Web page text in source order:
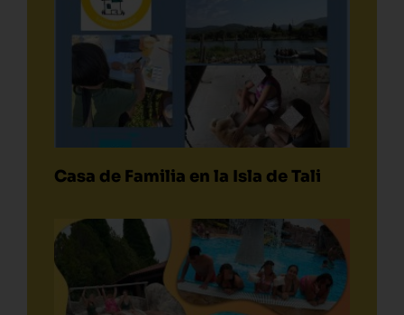
Casa de Familia en la Isla de Tali